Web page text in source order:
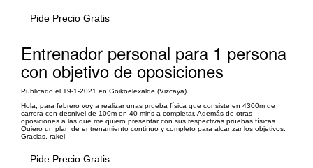
Pide Precio Gratis
Entrenador personal para 1 persona
con objetivo de oposiciones
Publicado el 19-1-2021 en Goikoelexalde (Vizcaya)
Hola, para febrero voy a realizar unas prueba física que consiste en 4300m de
carrera con desnivel de 100m en 40 mins a completar. Además de otras
oposiciones a las que me quiero presentar con sus respectivas pruebas físicas.
Quiero un plan de entrenamiento continuo y completo para alcanzar los objetivos.
Gracias, rakel
Pide Precio Gratis